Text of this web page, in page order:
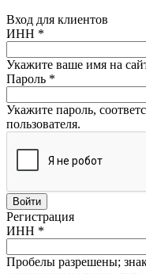
Вход для клиентов
ИНН *
Укажите ваше имя на
Пароль *
Укажите пароль,
пользователя.
Регистрация
ИНН *
Пробелы разрешены;